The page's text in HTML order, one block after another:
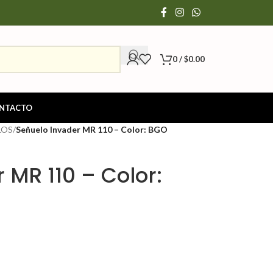
0/$0.00
/Señuelo Invader MR 110 – Color: BGO
110 – Color: